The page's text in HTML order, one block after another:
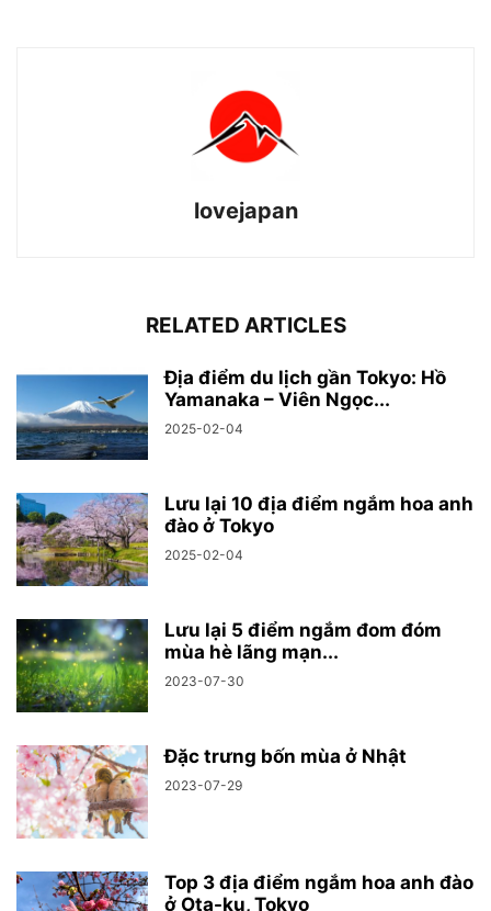
lovejapan
RELATED ARTICLES
Địa điểm du lịch gần Tokyo: Hồ
Yamanaka – Viên Ngọc...
2025-02-04
Lưu lại 10 địa điểm ngắm hoa anh
đào ở Tokyo
2025-02-04
Lưu lại 5 điểm ngắm đom đóm
mùa hè lãng mạn...
2023-07-30
Đặc trưng bốn mùa ở Nhật
2023-07-29
Top 3 địa điểm ngắm hoa anh đào
ở Ota-ku, Tokyo